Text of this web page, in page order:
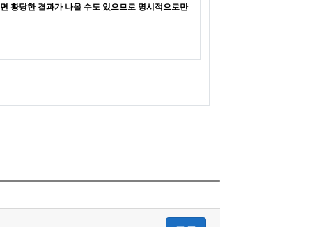
황당한 결과가 나올 수도 있으므로 명시적으로만